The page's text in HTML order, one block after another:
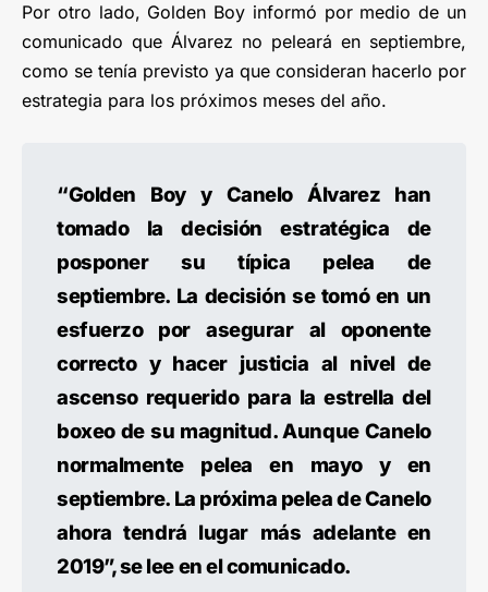
Por otro lado, Golden Boy informó por medio de un
comunicado que Álvarez no peleará en septiembre,
como se tenía previsto ya que consideran hacerlo por
estrategia para los próximos meses del año.
“Golden Boy y Canelo Álvarez han
tomado la decisión estratégica de
posponer su típica pelea de
septiembre. La decisión se tomó en un
esfuerzo por asegurar al oponente
correcto y hacer justicia al nivel de
ascenso requerido para la estrella del
boxeo de su magnitud. Aunque Canelo
normalmente pelea en mayo y en
septiembre. La próxima pelea de Canelo
ahora tendrá lugar más adelante en
2019”, se lee en el comunicado.